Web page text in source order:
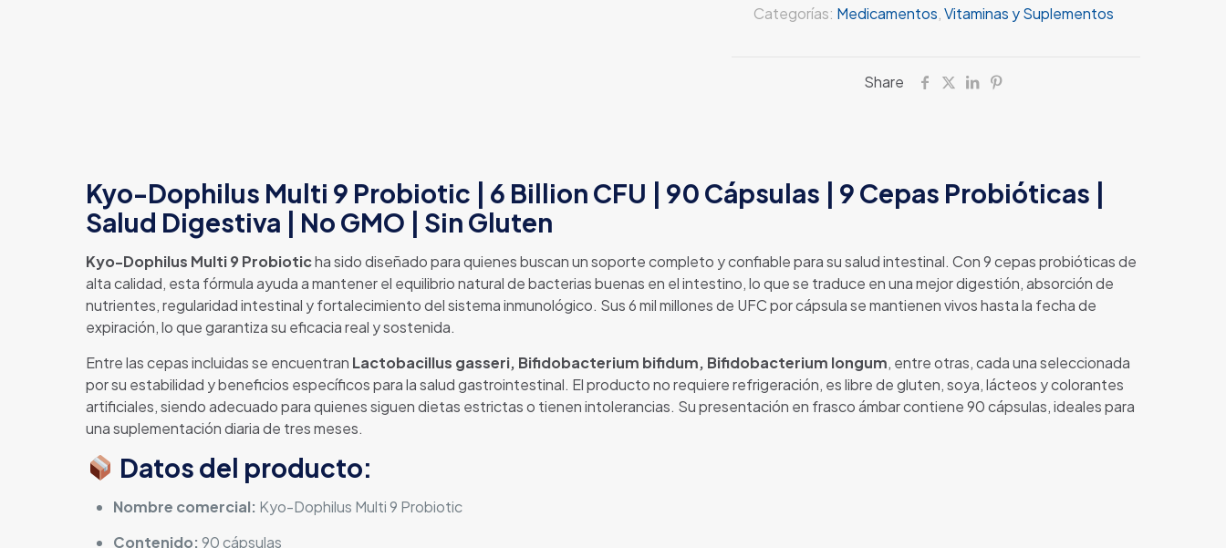
Categorías: Medicamentos Vitaminas y Suplementos
Share
Kyo-Dophilus Multi 9 Probiotic | 6 Billion CFU | 90 Cápsulas | 9 Cepas Probióticas |
Salud Digestiva | No GMO | Sin Gluten
Kyo-Dophilus Multi 9 Probioticha sido diseñado para quienes buscan un soporte completo y confiable para su salud intestinal. Con 9 cepas probióticas de
alta calidad, esta fórmula ayuda a mantener el equilibrio natural de bacterias buenas en el intestino, lo que se traduce en una mejor digestión, absorción de
nutrientes, regularidad intestinal y fortalecimiento del sistema inmunológico. Sus 6 mil millones de UFC por cápsula se mantienen vivos hasta la fecha de
expiración, lo que garantiza su eficacia real y sostenida.
Entre las cepas incluidas se encuentran Lactobacillus gasseri, Bifidobacterium bifidum, Bifidobacterium longum, entre otras, cada una seleccionada
por su estabilidad y beneficios específicos para la salud gastrointestinal. El producto no requiere refrigeración, es libre de gluten, soya, lácteos y colorantes
artificiales, siendo adecuado para quienes siguen dietas estrictas o tienen intolerancias. Su presentación en frasco ámbar contiene 90 cápsulas, ideales para
una suplementación diaria de tres meses.
Datos del producto:
Nombre comercial: Kyo-Dophilus Multi 9 Probiotic
Contenido: 90 cápsulas